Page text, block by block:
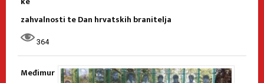
zahvalnosti te Dan hrvatskih branitelja
364
Međimur